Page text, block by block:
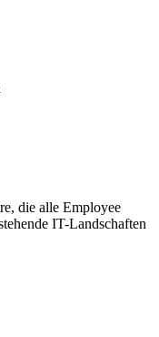
die alle Employee
IT-Landschaften